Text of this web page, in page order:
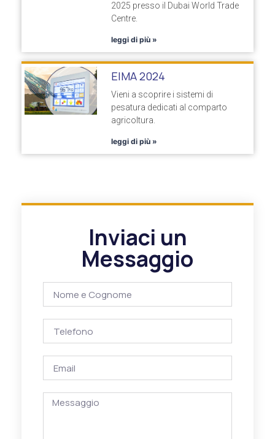
2025 presso il Dubai World Trade
Centre.
leggi di più »
EIMA 2024
Vieni a scoprire i sistemi di
pesatura dedicati al comparto
agricoltura.
leggi di più »
Inviaci un
Messaggio